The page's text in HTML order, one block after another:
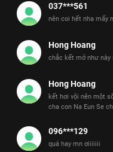
037***561
nên coi hết nha mấy
Hong Hoang
chắc kết mở như này
Hong Hoang
kết hơi vội nên một
cha con Na Eun Se
096***129
quá hay mn ơiiiiiii